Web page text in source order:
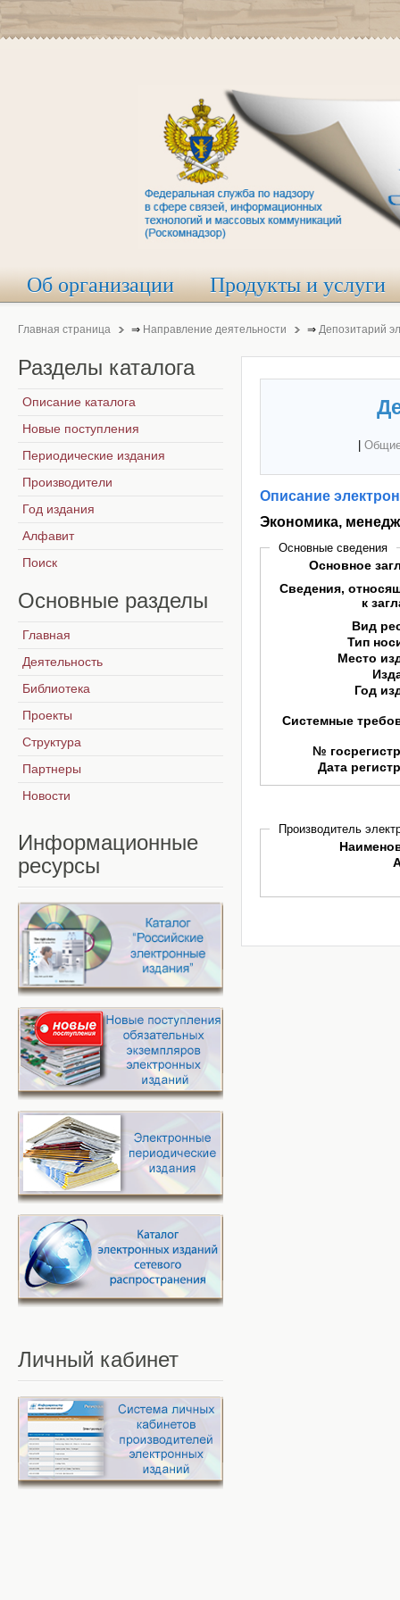
Об организации Продукты и услуги
Главная страница ⇒ Направление деятельности ⇒ Депозитарий
Описание
Экономика,
Основные сведения
Основное
Сведения,
к
Вид
Тип
Место
Год
Системные
№
Дата
Производитель
Разделы каталога
Описание каталога
Новые поступления
Периодические издания
Производители
Год издания
Алфавит
Поиск
Основные разделы
Главная
Деятельность
Библиотека
Проекты
Структура
Партнеры
Новости
Информационные
ресурсы
Личный кабинет